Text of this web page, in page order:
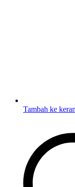
Tambah ke